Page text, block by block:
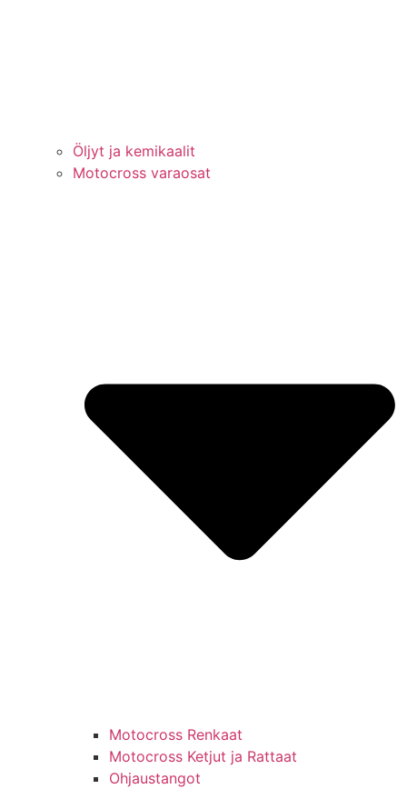
Öljyt ja kemikaalit
Motocross varaosat
Motocross Renkaat
Motocross Ketjut ja Rattaat
Ohjaustangot